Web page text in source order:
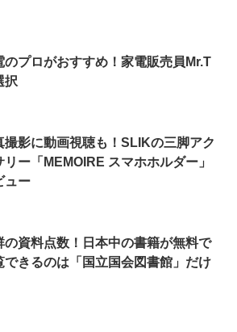
のプロがおすすめ！家電販売員Mr.T
択
撮影に動画視聴も！SLIKの三脚アク
リー「MEMOIRE スマホホルダー」
ュー
の資料点数！日本中の書籍が無料で
できるのは「国立国会図書館」だけ